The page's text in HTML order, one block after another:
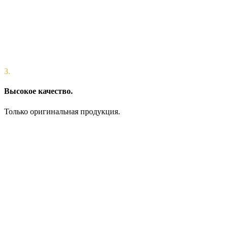
3.
Высокое качество.
Только оригинальная продукция.